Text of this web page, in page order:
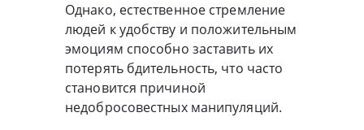
Однако, естественное стремление
людей к удобству и положительным
эмоциям способно заставить их
потерять бдительность, что часто
становится причиной
недобросовестных манипуляций.